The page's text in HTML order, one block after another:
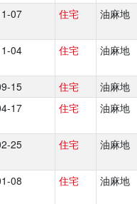
07 住宅 油麻地
04 住宅 油麻地
15 住宅 油麻地
17
住宅 油麻地
25 住宅 油麻地
08 住宅 油麻地